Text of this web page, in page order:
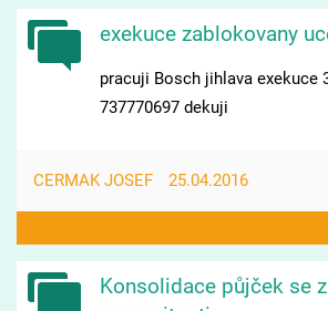
exekuce zablokovany
pracuji Bosch jihlava exekuce
737770697 dekuji
CERMAK JOSEF 25.04.2016
Konsolidace půjček se